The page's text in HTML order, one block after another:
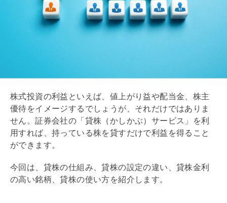
株式投資の利益といえば、値上がり益や配当金、株主
優待をイメージするでしょうが、それだけではありま
せん。証券会社の「貸株（かしかぶ）サービス」を利
用すれば、持っている株を貸すだけで利益を得ること
ができます。
今回は、貸株の仕組み、貸株の設定の違い、貸株金利
の高い銘柄、貸株の使い方を紹介します。